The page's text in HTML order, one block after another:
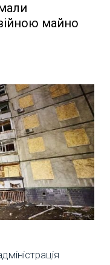
майно